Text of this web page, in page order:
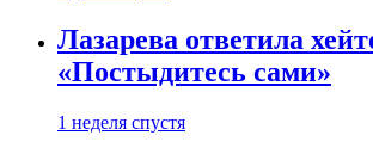
Лазарева ответила
«Постыдитесь сами»
1 неделя спустя